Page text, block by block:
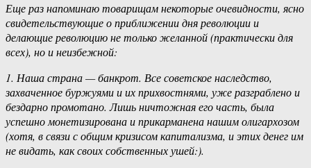
Еще раз напоминаю товарищам некоторые очевидности, ясно
свидетельствующие о приближении дня революции и
делающие революцию не только желанной (практически для
всех), но и неизбежной:
1. Наша страна — банкрот. Все советское наследство,
захваченное буржуями и их прихвостнями, уже разграблено и
бездарно промотано. Лишь ничтожная его часть, была
успешно монетизирована и прикарманена нашим олигархозом
(хотя, в связи с общим кризисом капитализма, и этих денег им
не видать, как своих собственных ушей:).